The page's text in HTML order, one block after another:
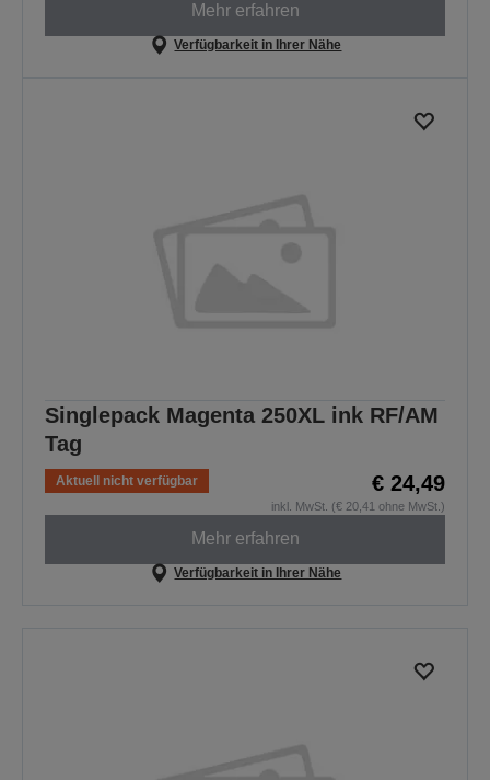
Mehr erfahren
Verfügbarkeit in Ihrer Nähe
Singlepack Magenta 250XL ink RF/AM
Tag
Aktuell nicht verfügbar € 24,49
inkl. MwSt. (€ 20,41 ohne MwSt.)
Mehr erfahren
Verfügbarkeit in Ihrer Nähe